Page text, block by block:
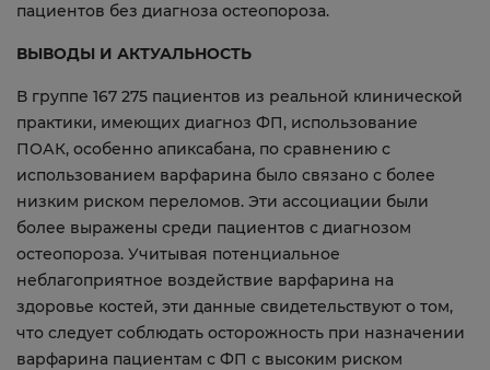
пациентов без диагноза остеопороза.
ВЫВОДЫ И АКТУАЛЬНОСТЬ
В группе 167 275 пациентов из реальной клинической
практики, имеющих диагноз ФП, использование
ПОАК, особенно апиксабана, по сравнению с
использованием варфарина было связано с более
низким риском переломов. Эти ассоциации были
более выражены среди пациентов с диагнозом
остеопороза. Учитывая потенциальное
неблагоприятное воздействие варфарина на
здоровье костей, эти данные свидетельствуют о том,
что следует соблюдать осторожность при назначении
варфарина пациентам с ФП с высоким риском